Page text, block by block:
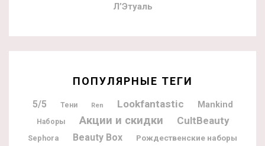
Л’Этуаль
ПОПУЛЯРНЫЕ ТЕГИ
5/5 Тени Ren Lookfantastic Mankind
Наборы Акции и скидки CultBeauty
Sephora Beauty Box Рождественские наборы